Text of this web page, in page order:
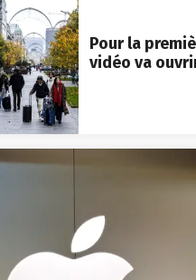
Pour la
vidéo va